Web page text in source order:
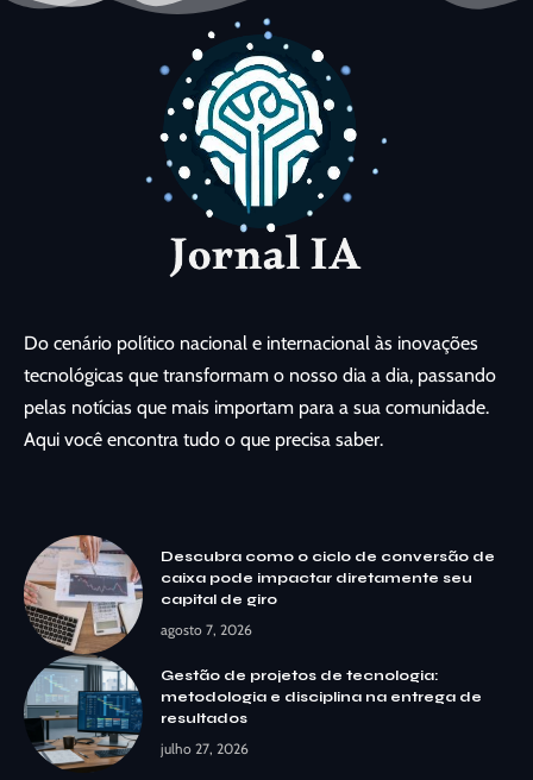
Do cenário político nacional e internacional às inovações
tecnológicas que transformam o nosso dia a dia, passando
pelas notícias que mais importam para a sua comunidade.
Aqui você encontra tudo o que precisa saber.
Descubra como o ciclo de conversão de
caixa pode impactar diretamente seu
capital de giro
agosto 7, 2026
Gestão de projetos de tecnologia:
metodologia e disciplina na entrega de
resultados
julho 27, 2026